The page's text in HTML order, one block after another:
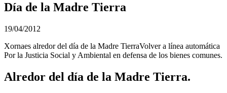
Día de la Madre Tierra
19/04/2012
Xornaes alredor del día de la Madre TierraVolver a línea automática
Por la Justicia Social y Ambiental en defensa de los bienes comunes.
Alredor del día de la Madre Tierra.